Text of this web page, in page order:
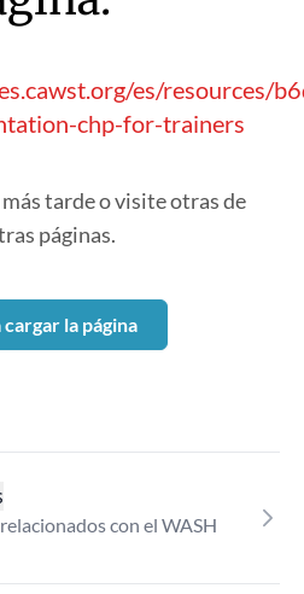
es/resources/
chp-for-trainers
tarde o visite otras de
páginas.
la página
con el WASH